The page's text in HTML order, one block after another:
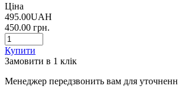
Ціна
495.00UAH
450.00 грн.
Купити
Замовити в 1 клік
Менеджер передзвонить вам для